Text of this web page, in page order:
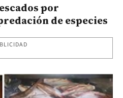
por
de especies